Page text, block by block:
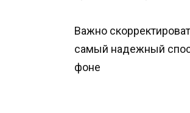
Важно
самый надежный
фоне